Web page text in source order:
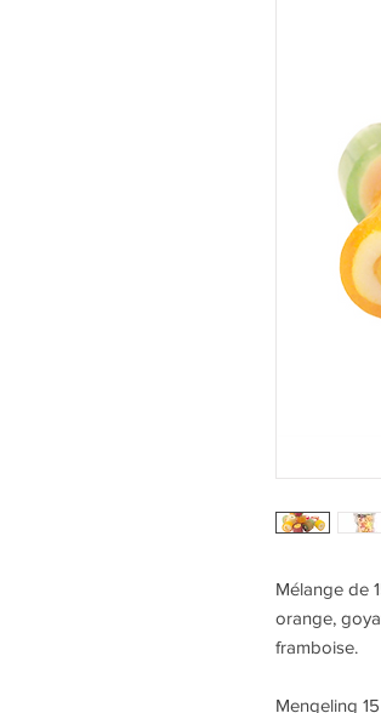
Mélange de
orange,
framboise.
Mengeling